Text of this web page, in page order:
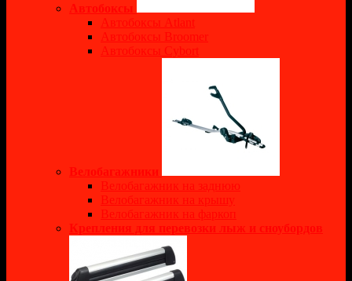
Автобоксы
Автобоксы Atlant
Автобоксы Broomer
Автобоксы Cybort
Велобагажники
Велобагажник на заднюю
Велобагажник на крышу
Велобагажник на фаркоп
Крепления для перевозки лыж и сноубордов